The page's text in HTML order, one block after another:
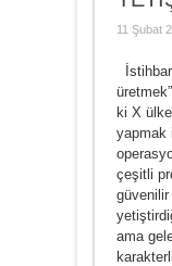
11 Şubat
ki X
yapmak
çeşitli
ama